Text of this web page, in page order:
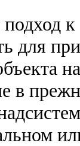
к
для
в